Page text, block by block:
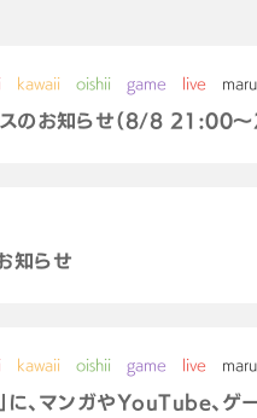
kawaii oishii game live
スのお知らせ（8/8 21:00
知らせ
kawaii oishii game live
に、マンガやYouTube、